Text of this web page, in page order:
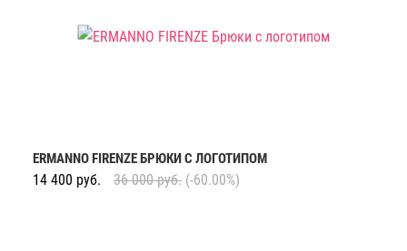
ERMANNO FIRENZE БРЮКИ С ЛОГОТИПОМ
14 400 руб. 36 000 руб. (-60.00%)